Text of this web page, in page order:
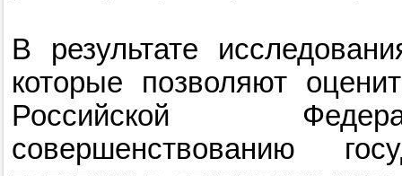
В результате
которые позволяют
Российской
совершенствованию